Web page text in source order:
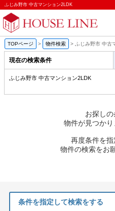
ふじみ野市 中古マンション2LDK
TOPページ > 物件検索 > ふじみ野市 中古
現在の検索条件
ふじみ野市 中古マンション2LDK
お探し
物件が見つかり
再度条件を
物件の検索をお
条件を指定して検索をする